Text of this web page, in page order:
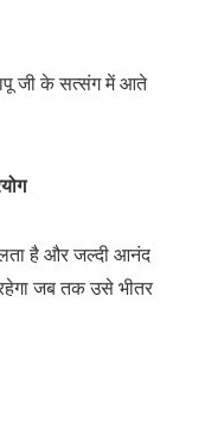
जी के सत्संग में आते
है और जल्दी आनंद
जब तक उसे भीतर